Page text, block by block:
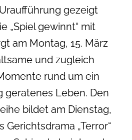
gezeigt
„Spiel gewinnt“ mit
am Montag, 15. März
und zugleich
rund um ein
geratenes Leben. Den
bildet am Dienstag,
Gerichtsdrama „Terror“